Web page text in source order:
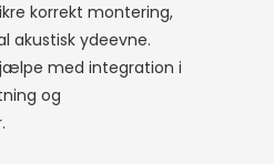
korrekt montering,
akustisk ydeevne.
med integration i
og